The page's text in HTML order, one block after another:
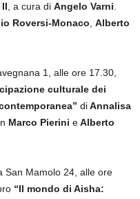
, a cura di Angelo Varni
Roversi-Monaco Alberto
1, alle ore 17.30,
culturale dei
diAnnalisa
Marco Pierini eAlberto
San Mamolo 24, alle ore
“Il mondo di Aisha: